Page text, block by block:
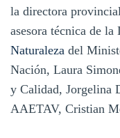
la directora
asesora técnica de
Naturaleza del
Nación, Laura
y Calidad, Jorgelina
AAETAV, Cristian